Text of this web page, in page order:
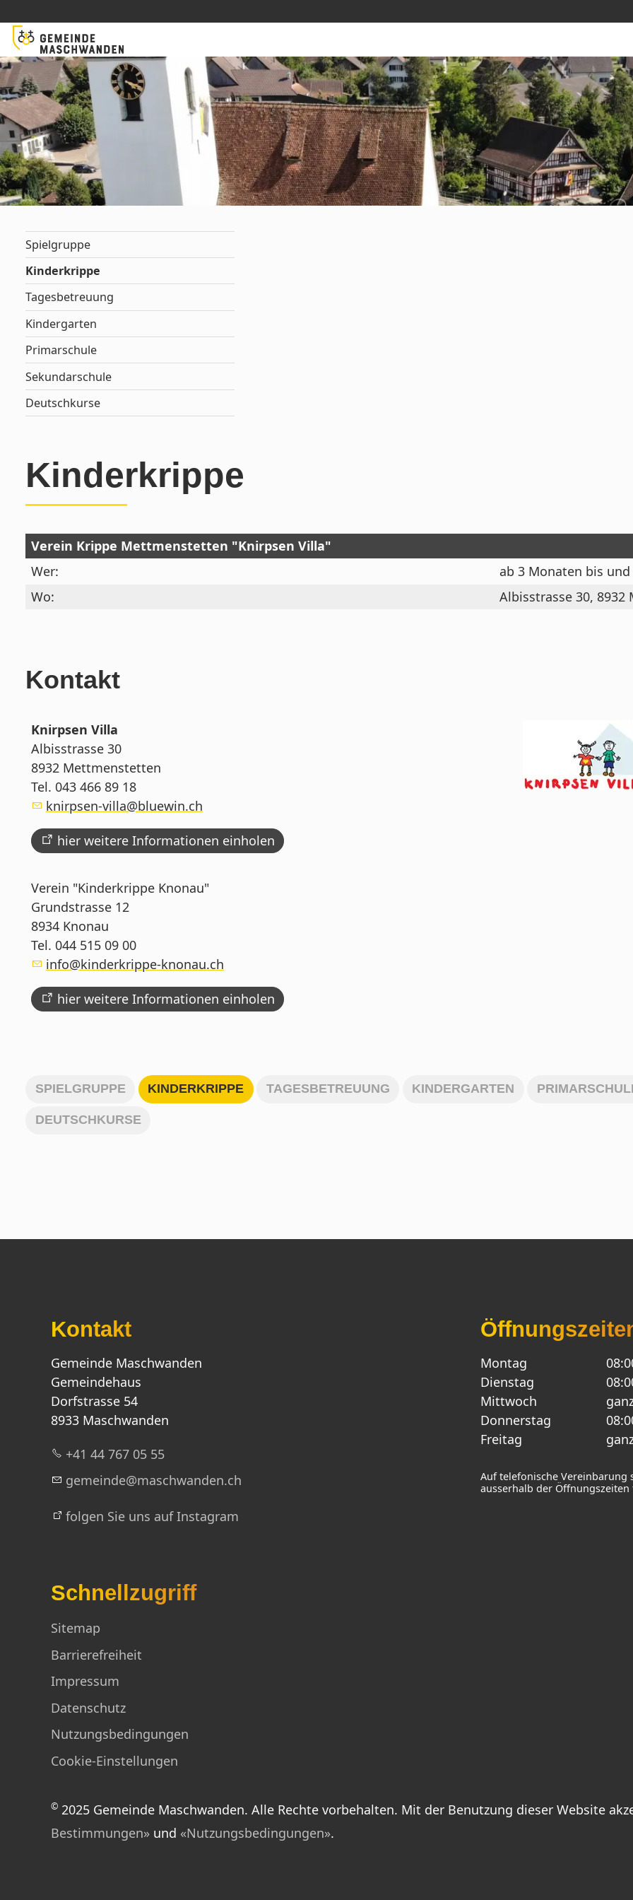
Spielgruppe
Kinderkrippe
Tagesbetreuung
Kindergarten
Primarschule
Sekundarschule
Deutschkurse
Kinderkrippe
Verein Krippe Mettmenstetten "Knirpsen Villa"
Wer:
ab 3 Monaten bis
Wo:
Albisstrasse 30,
Kontakt
Knirpsen Villa
Albisstrasse 30
8932 Mettmenstetten
Tel. 043 466 89 18
kn rps n-v ll bl w n ch
hier weitere Informationen einholen
Verein "Kinderkrippe Knonau"
Grundstrasse 12
8934 Knonau
Tel. 044 515 09 00
nf
k nd rkr pp -kn n ch
hier weitere Informationen einholen
SPIELGRUPPE KINDERKRIPPE TAGESBETREUUNG KINDERGARTEN
DEUTSCHKURSE
Kontakt
Gemeinde Maschwanden
Gemeindehaus
Dorfstrasse 54
8933 Maschwanden
+41 44 767 05 55
g m nd m schw nd n ch
folgen Sie uns auf Instagram
Montag
Dienstag
Mittwoch
Donnerstag
Freitag
Auf telefonische Vereinbarung
ausserhalb der Öffnungszeiten
Schnellzugriff
Sitemap
Barrierefreiheit
Impressum
Datenschutz
Nutzungsbedingungen
Cookie-Einstellungen
© 2025 Gemeinde Maschwanden. Alle Rechte vorbehalten. Mit der Benutzung dieser Website
Bestimmungen» und «Nutzungsbedingungen».